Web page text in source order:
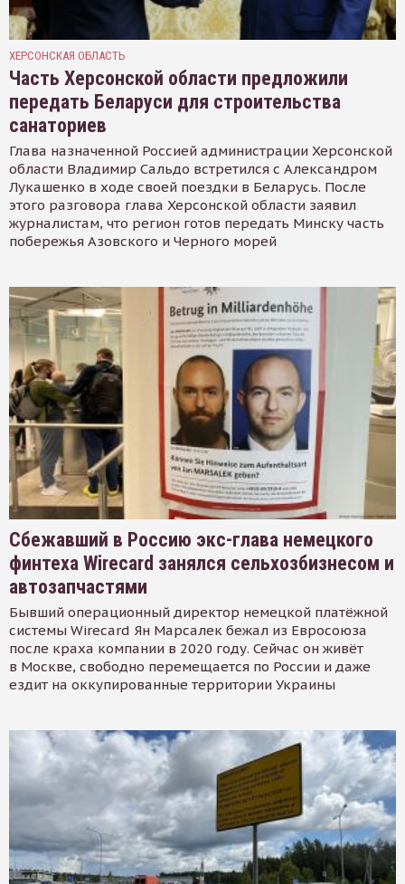
ХЕРСОНСКАЯ ОБЛАСТЬ
Часть Херсонской области предложили
передать Беларуси для строительства
санаториев
Глава назначенной Россией администрации Херсонской
области Владимир Сальдо встретился с Александром
Лукашенко в ходе своей поездки в Беларусь. После
этого разговора глава Херсонской области заявил
журналистам, что регион готов передать Минску часть
побережья Азовского и Черного морей
Сбежавший в Россию экс-глава немецкого
финтеха Wirecard занялся сельхозбизнесом и
автозапчастями
Бывший операционный директор немецкой платёжной
системы Wirecard Ян Марсалек бежал из Евросоюза
после краха компании в 2020 году. Сейчас он живёт
в Москве, свободно перемещается по России и даже
ездит на оккупированные территории Украины